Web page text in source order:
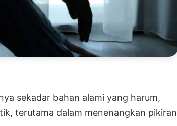
sekadar bahan alami yang harum,
terutama dalam menenangkan pikiran